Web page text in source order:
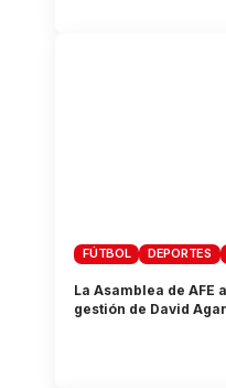
FÚTBOL DEPORTES
La Asamblea de AFE
gestión de David